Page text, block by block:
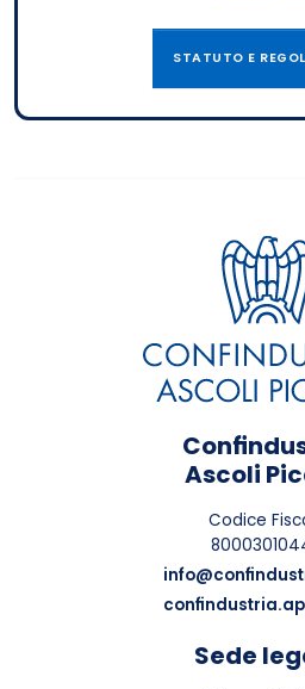
STATUTO E
Ascoli
Codice
Sede